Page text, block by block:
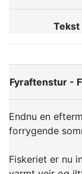
Tekst
Fyraftenstur -
Endnu en
forrygende
Fiskeriet er nu